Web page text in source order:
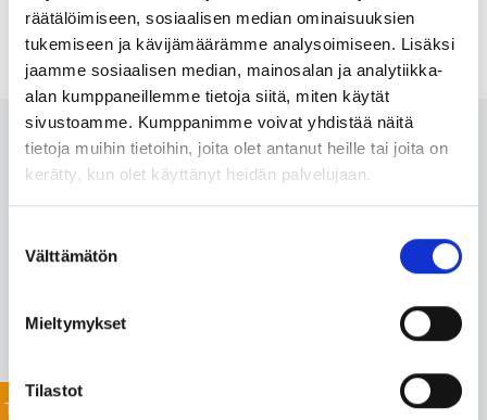
räätälöimiseen, sosiaalisen median ominaisuuksien
tukemiseen ja kävijämäärämme analysoimiseen. Lisäksi
jaamme sosiaalisen median, mainosalan ja analytiikka-
alan kumppaneillemme tietoja siitä, miten käytät
sivustoamme. Kumppanimme voivat yhdistää näitä
tietoja muihin tietoihin, joita olet antanut heille tai joita on
kerätty, kun olet käyttänyt heidän palvelujaan.
valinta
Välttämätön
Mieltymykset
Tilastot
Ota meihin yhteyttä 24/7
projektiisi sopivat tuotteet nopealla toimitusajalla. Myös
listaamattomien tuotteiden toimitus onnistuu mittavan
Jätä yhteydenottopyyntö helposti tässä, niin
Tiedustele